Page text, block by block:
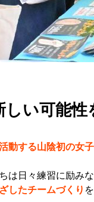
い可能性
動する山陰初の女
は日々練習に励み
したチームづくり